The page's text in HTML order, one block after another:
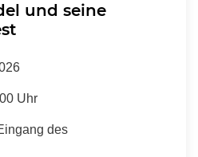
und seine
Uhr
des